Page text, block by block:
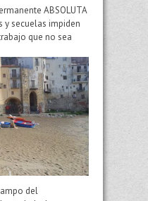
ABSOLUTA
y secuelas impiden
que no sea
del